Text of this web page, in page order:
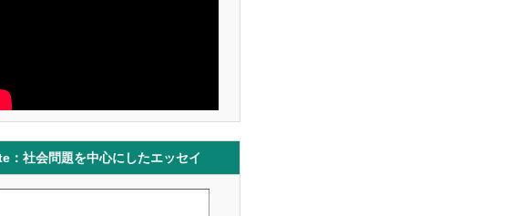
：社会問題を中心にしたエッセイ